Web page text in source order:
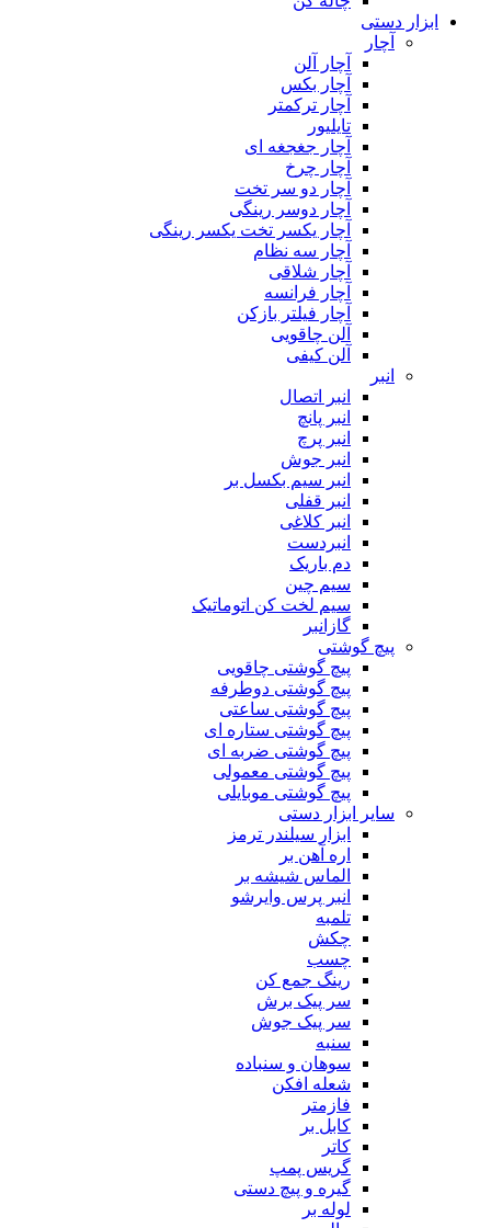
ابزار دستی
آچار
آچار آلن
آچار بکس
آچار ترکمتر
تایلیور
آچار جغجغه ای
آچار چرخ
آچار دو سر تخت
آچار دوسر رینگی
آچار یکسر تخت یکسر رینگی
آچار سه نظام
آچار شلاقی
آچار فرانسه
آچار فیلتر بازکن
آلن چاقویی
آلن کیفی
انبر
انبر اتصال
انبر پانچ
انبر پرچ
انبر جوش
انبر سیم بکسل بر
انبر قفلی
انبر کلاغی
انبردست
دم باریک
سیم چین
سیم لخت کن اتوماتیک
گازانبر
پیچ گوشتی
پیچ گوشتی چاقویی
پیچ گوشتی دوطرفه
پیچ گوشتی ساعتی
پیچ گوشتی ستاره ای
پیچ گوشتی ضربه ای
پیچ گوشتی معمولی
پیچ گوشتی موبایلی
سایر ابزار دستی
ابزار سیلندر ترمز
اره آهن بر
الماس شیشه بر
انبر پرس وایرشو
تلمبه
چکش
چسب
رینگ جمع کن
سر پیک برش
سر پیک جوش
سنبه
سوهان و سنباده
شعله افکن
فازمتر
کابل بر
کاتر
گریس پمپ
گیره و پیچ دستی
لوله بر